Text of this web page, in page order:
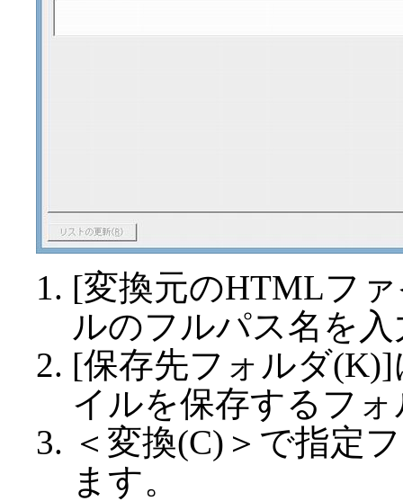
[変換元のHTMLフ
ルのフルパス名を
[保存先フォルダ
イルを保存するフ
＜変換(C)＞で指定
ます。